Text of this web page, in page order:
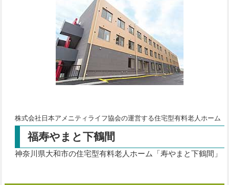
株式会社日本アメニティライフ協会の運営する住宅型有料老人ホーム
福寿やまと下鶴間
神奈川県大和市の住宅型有料老人ホーム「寿やまと下鶴間」